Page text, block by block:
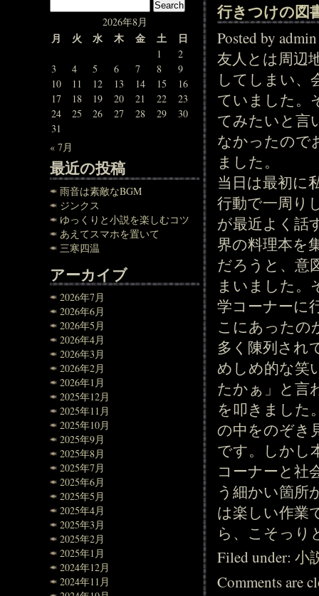
2026年8月
月 火 水 木 金 土 日
1
2
3
4 5 6 7 8
9
10
11 12 13 14 15
16
17
18 19 20 21 22
23
24
25 26 27 28 29
30
31
« 7月
最近の投稿
雨音は素敵なBGM
ジンクス
ゆっくりと小説を楽しむコツ
あえてスマホを置いて
三寒四温
アーカイブ
2026年7月
2026年6月
2026年5月
2026年4月
2026年3月
2026年2月
2026年1月
2025年12月
2025年11月
2025年10月
2025年9月
2025年8月
2025年7月
2025年6月
2025年5月
2025年4月
2025年3月
2025年2月
2025年1月
2024年12月
2024年11月
行きつけの図
Posted by
友人とは周辺
してしまい、
ていました。
てみたいと言
なかったので
ました。
当日は最初に
行動で一周り
が最近よく話
界の料理本を
だろうと、意
まいました。
学コーナーに
こにあったの
多く陳列され
めしめ的な笑
たかぁ」と言
を叩きました
の中をのぞき
です。しかし
コーナーと社
う細かい箇所
は楽しい作業
ら、こそっり
Filed under:小
Comments are